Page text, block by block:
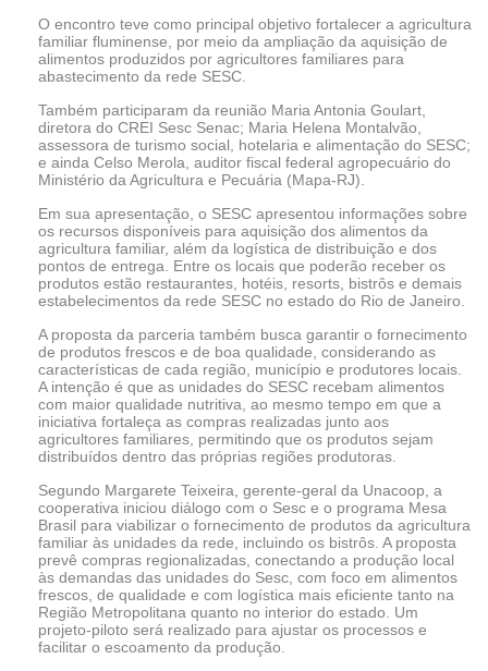
O encontro teve como principal objetivo fortalecer a agricultura
familiar fluminense, por meio da ampliação da aquisição de
alimentos produzidos por agricultores familiares para
abastecimento da rede SESC.
Também participaram da reunião Maria Antonia Goulart,
diretora do CREI Sesc Senac; Maria Helena Montalvão,
assessora de turismo social, hotelaria e alimentação do SESC;
e ainda Celso Merola, auditor fiscal federal agropecuário do
Ministério da Agricultura e Pecuária (Mapa-RJ).
Em sua apresentação, o SESC apresentou informações sobre
os recursos disponíveis para aquisição dos alimentos da
agricultura familiar, além da logística de distribuição e dos
pontos de entrega. Entre os locais que poderão receber os
produtos estão restaurantes, hotéis, resorts, bistrôs e demais
estabelecimentos da rede SESC no estado do Rio de Janeiro.
A proposta da parceria também busca garantir o fornecimento
de produtos frescos e de boa qualidade, considerando as
características de cada região, município e produtores locais.
A intenção é que as unidades do SESC recebam alimentos
com maior qualidade nutritiva, ao mesmo tempo em que a
iniciativa fortaleça as compras realizadas junto aos
agricultores familiares, permitindo que os produtos sejam
distribuídos dentro das próprias regiões produtoras.
Segundo Margarete Teixeira, gerente-geral da Unacoop, a
cooperativa iniciou diálogo com o Sesc e o programa Mesa
Brasil para viabilizar o fornecimento de produtos da agricultura
familiar às unidades da rede, incluindo os bistrôs. A proposta
prevê compras regionalizadas, conectando a produção local
às demandas das unidades do Sesc, com foco em alimentos
frescos, de qualidade e com logística mais eficiente tanto na
Região Metropolitana quanto no interior do estado. Um
projeto-piloto será realizado para ajustar os processos e
facilitar o escoamento da produção.